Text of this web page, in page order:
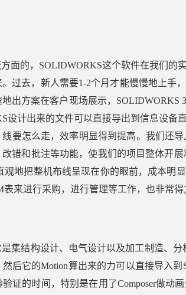
面的，SOLIDWORKS这个软件在我们
过去，新人需要1-2个月才能慢慢地上
出方案在客户现场展示，
设计出来的文件可以直接导出到信息设
要怎么走，效率明显得到提高。我们还
错和批注等功能，使我们的项目整体开
地把整机布线呈现在你的眼前，成本
来进行采购，进行管理等工作，也非常
集结构设计、电气设计以及加工制造、
后它的Motion算出来的力可以直接导入
证的时间，特别是在用了Composer做